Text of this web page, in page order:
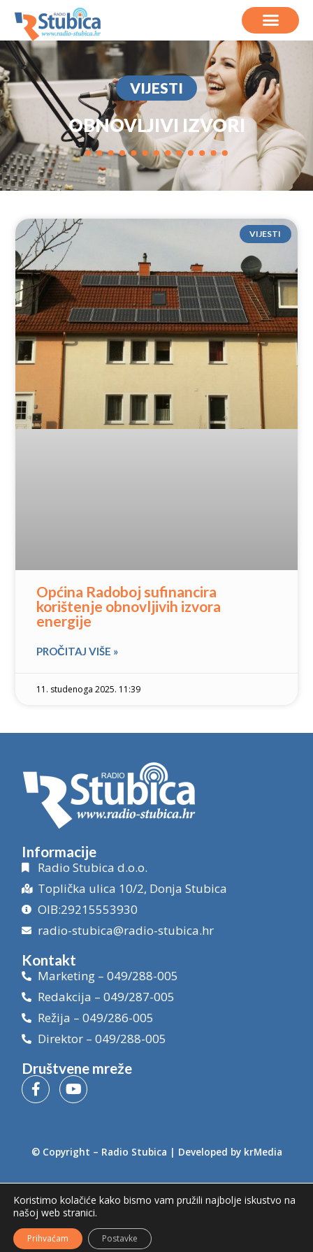
VIJESTI
OBNOVLJIVI IZVORI
VIJESTI
Općina Radoboj sufinancira
korištenje obnovljivih izvora
energije
PROČITAJ VIŠE »
11. studenoga 2025. 11:39
Informacije
Radio Stubica d.o.o.
Toplička ulica 10/2, Donja Stubica
OIB:29215553930
radio-stubica@radio-stubica.hr
Kontakt
Marketing – 049/288-005
Redakcija – 049/287-005
Režija – 049/286-005
Direktor – 049/288-005
Društvene mreže
© Copyright – Radio Stubica | Developed by krMedia
Koristimo kolačiće kako bismo vam pružili najbolje iskustvo na
našoj web stranici.
Prihvaćam Postavke